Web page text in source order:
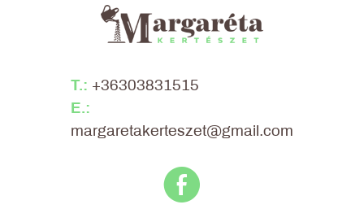
T.: +36303831515
E.:
margaretakerteszet@gmail.com
E